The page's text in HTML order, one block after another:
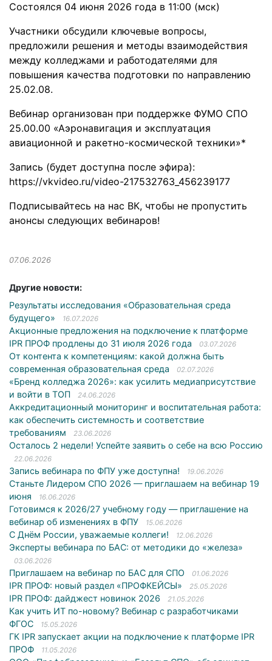
Состоялся 04 июня 2026 года в 11:00 (мск)
Участники обсудили ключевые вопросы,
предложили решения и методы взаимодействия
между колледжами и работодателями для
повышения качества подготовки по направлению
25.02.08.
Вебинар организован при поддержке ФУМО СПО
25.00.00 «Аэронавигация и эксплуатация
авиационной и ракетно-космической техники»*
Запись (будет доступна после эфира):
https://vkvideo.ru/video-217532763_456239177
Подписывайтесь на нас ВК, чтобы не пропустить
анонсы следующих вебинаров!
07.06.2026
Другие новости:
Результаты исследования «Образовательная среда
будущего»
16.07.2026
Акционные предложения на подключение к платформе
IPR ПРОФ продлены до 31 июля 2026 года
03.07.2026
От контента к компетенциям: какой должна быть
современная образовательная среда
02.07.2026
«Бренд колледжа 2026»: как усилить медиаприсутствие
и войти в ТОП
24.06.2026
Аккредитационный мониторинг и воспитательная работа:
как обеспечить системность и соответствие
требованиям
23.06.2026
Осталось 2 недели! Успейте заявить о себе на всю Россию
22.06.2026
Запись вебинара по ФПУ уже доступна! 19.06.2026
Станьте Лидером СПО 2026 — приглашаем на вебинар 19
июня
16.06.2026
Готовимся к 2026/27 учебному году — приглашение на
вебинар об изменениях в ФПУ
15.06.2026
С Днём России, уважаемые коллеги! 12.06.2026
Эксперты вебинара по БАС: от методики до «железа»
03.06.2026
Приглашаем на вебинар по БАС для СПО 01.06.2026
IPR ПРОФ: новый раздел «ПРОФКЕЙСЫ» 25.05.2026
IPR ПРОФ: дайджест новинок 2026 21.05.2026
Как учить ИТ по-новому? Вебинар с разработчиками
ФГОС
15.05.2026
ГК IPR запускает акции на подключение к платформе IPR
ПРОФ
11.05.2026